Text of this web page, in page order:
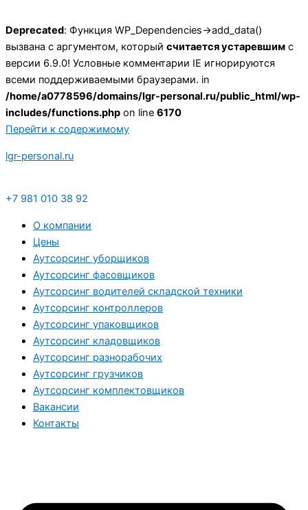
Deprecated: Функция WP_Dependencies->add_data()
вызвана с аргументом, который считается устаревшим с
версии 6.9.0! Условные комментарии IE игнорируются
всеми поддерживаемыми браузерами. in
/home/a0778596/domains/lgr-personal.ru/public_html/wp-
includes/functions.php on line 6170
Перейти к содержимому
lgr-personal.ru
+7 981 010 38 92
О компании
Цены
Аутсорсинг уборщиков
Аутсорсинг фасовщиков
Аутсорсинг водителей складской техники
Аутсорсинг контроллеров
Аутсорсинг упаковщиков
Аутсорсинг кладовщиков
Аутсорсинг разнорабочих
Аутсорсинг грузчиков
Аутсорсинг комплектовщиков
Вакансии
Контакты